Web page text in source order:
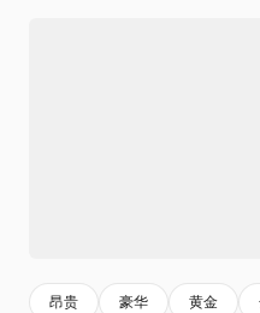
昂贵 豪华 黄金